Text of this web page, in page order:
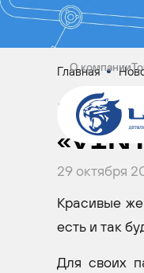
О компании
Главная
29 октября
Красивые
есть и так
Для своих